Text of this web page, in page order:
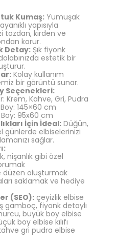
Kumaş: Yumuşak
yapısıyla
tozdan, kirden ve
korur.
Detay: Şık fiyonk
estetik bir
Kolay kullanım
bir görüntü sunar.
Seçenekleri:
Krem, Kahve, Gri, Pudra
145×60 cm
95x60 cm
İçin İdeal: Düğün,
günlerde elbiselerinizi
sağlar.
nişanlık gibi özel
düzen oluşturmak
saklamak ve hediye
(SEO): çeyizlik elbise
gamboç, fiyonk detaylı
hurcu, büyük boy elbise
boy elbise kılıfı
gri pudra elbise